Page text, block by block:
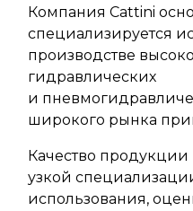
Компания Cattini
специализируется
производстве
гидравлических
и
широкого рынка
Качество продукции
узкой
использования,